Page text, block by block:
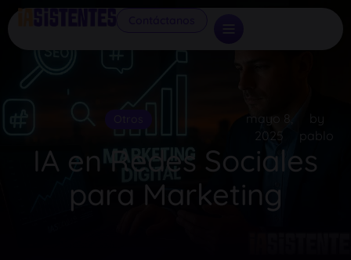
mayo 8,
2025
by
pablo
IA en Redes Sociales
para Marketing